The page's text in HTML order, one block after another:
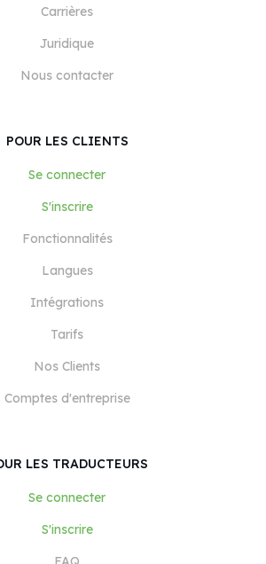
Carrières
Juridique
Nous contacter
POUR LES CLIENTS
Se connecter
S'inscrire
Fonctionnalités
Langues
Intégrations
Tarifs
Nos Clients
Comptes d'entreprise
LES TRADUCTEURS
Se connecter
S'inscrire